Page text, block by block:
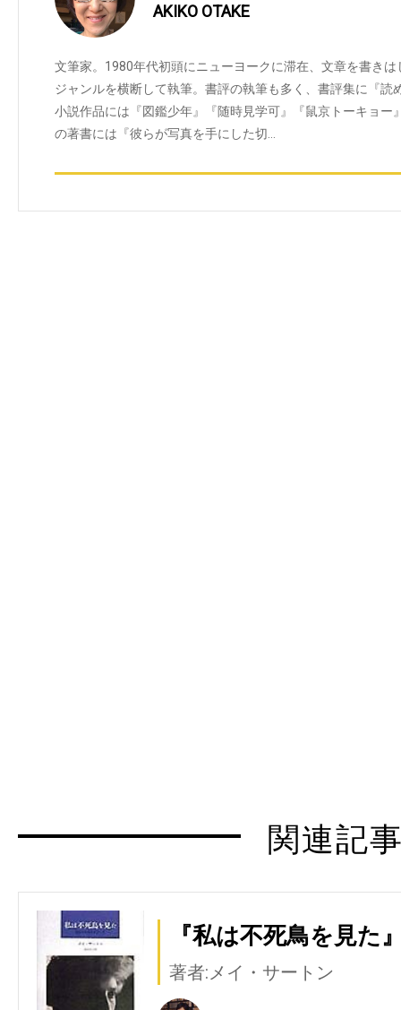
AKIKO OTAKE
文筆家。1980年代初頭にニューヨークに滞在、文章を書き
ジャンルを横断して執筆。書評の執筆も多く、書評集に『読
小説作品には『図鑑少年』『随時見学可』『鼠京トーキョー
の著書には『彼らが写真を手にした切…
関連記
『私は不死鳥を見た
著者:メイ・サートン